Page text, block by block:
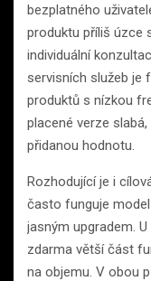
bezplatného
produktu příliš úzce
individuální
servisních služeb je
produktů s nízkou
placené verze
přidanou hodnotu.
Rozhodující je i
často funguje
jasným upgradem.
zdarma větší část
na objemu. V obou